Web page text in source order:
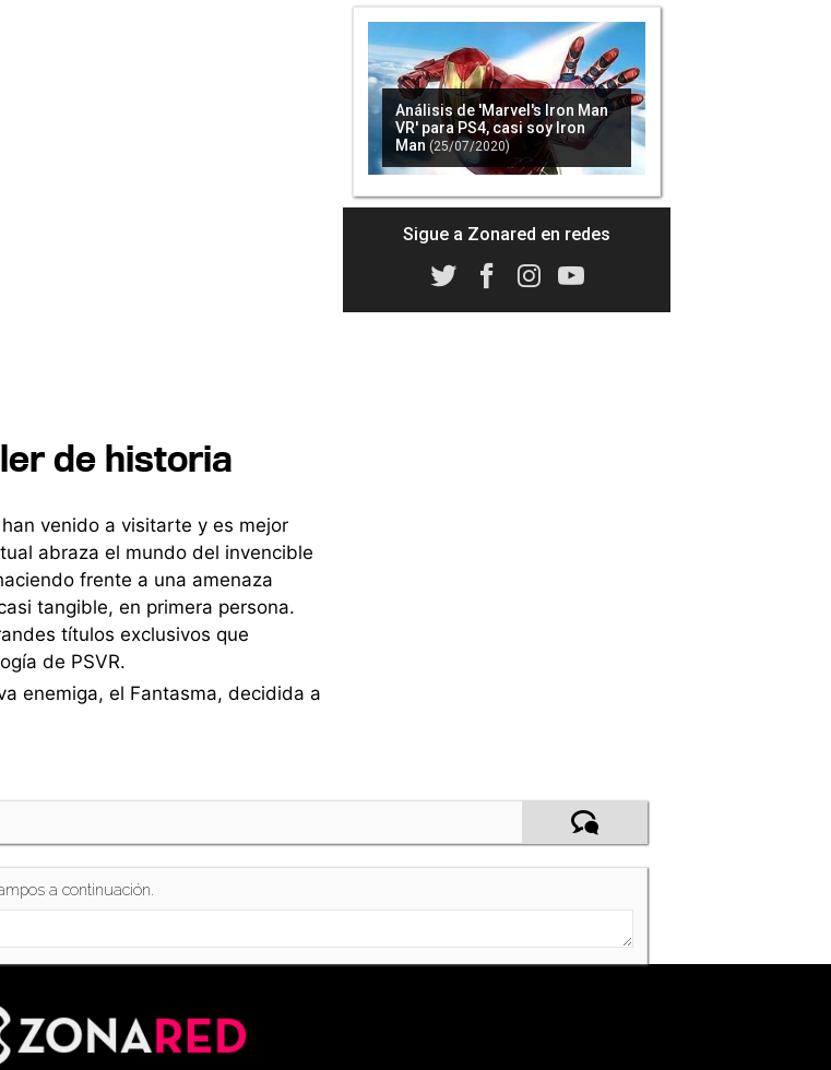
de historia
venido a visitarte y es mejor
abraza el mundo del invencible
frente a una amenaza
tangible, en primera persona.
títulos exclusivos que
de PSVR.
enemiga, el Fantasma, decidida a
Sony revela el primer vistazo a
PlayStation VR2
(22/02/2022)
Los creadores de 'Marvel's
Iron Man VR' estarían
trabajando en un juego de
'Batman' para VR (25/11/2022)
Análisis de 'Marvel's Iron Man
VR' para PS4, casi soy Iron
Man (25/07/2020)
Sigue a Zonared en redes
a continuación.